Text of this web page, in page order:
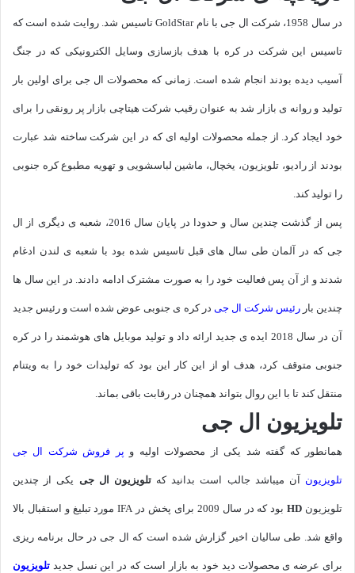
در سال 1958، شرکت ال جی با نام GoldStar تاسیس شد. روایت شده است که
تاسیس این شرکت در کره با هدف بازسازی وسایل الکترونیکی که در جنگ
آسیب دیده بودند انجام شده است. زمانی که محصولات ال جی برای اولین بار
تولید و روانه ی بازار شد به عنوان رقیب شرکت هیتاچی بازار پر رونقی را برای
خود ایجاد کرد. از جمله محصولات اولیه ای که در این شرکت ساخته شد عبارت
بودند از رادیو، تلویزیون، یخچال، ماشین لباسشویی و تهویه مطبوع کره جنوبی
را تولید کند.
پس از گذشت چندین سال و حدودا در پایان سال 2016، شعبه ی دیگری از ال
جی که در آلمان طی سال های قبل تاسیس شده بود با شعبه ی لندن ادغام
شدند و از آن پس فعالیت خود را به صورت مشترک ادامه دادند. در این سال ها
چندین باررئیس شرکت ال جی در کره ی جنوبی عوض شده است و رئیس جدید
آن در سال 2018 ایده ی جدید ارائه داد و تولید موبایل های هوشمند را در کره
جنوبی متوقف کرد، هدف او از این کار این بود که تولیدات خود را به ویتنام
منتقل کند تا با این روال بتواند همچنان در رقابت باقی بماند.
تلویزیون ال جی
همانطور که گفته شد یکی از محصولات اولیه و پر فروش شرکت ال جی
تلویزیون آن میباشد جالب است بدانید کهتلویزیون ال جی یکی از چندین
تلویزیون HD بود که در سال 2009 برای پخش در IFA مورد تبلیغ و استقبال بالا
واقع شد. طی سالیان اخیر گزارش شده است که ال جی در حال برنامه ریزی
برای عرضه ی محصولات دید خود به بازار است که در این نسل جدید تلویزیون